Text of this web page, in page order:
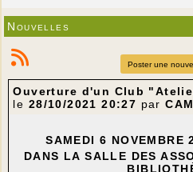
Nouvelles
Poster une
Ouverture d'un Club
le 28/10/2021 20:27 par
SAMEDI 6 NOVEMBRE
DANS LA SALLE DES